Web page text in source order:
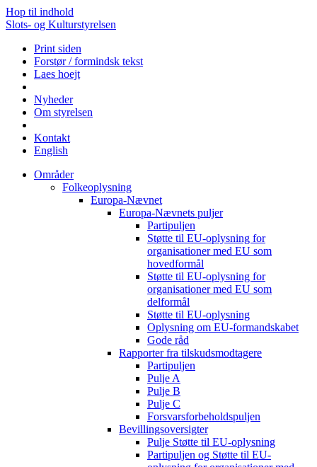
Hop til indhold
Slots- og Kulturstyrelsen
Print siden
Forstør / formindsk tekst
Laes hoejt
Nyheder
Om styrelsen
Kontakt
English
Områder
Folkeoplysning
Europa-Nævnet
Europa-Nævnets puljer
Partipuljen
Støtte til EU-oplysning for
organisationer med EU som
hovedformål
Støtte til EU-oplysning for
organisationer med EU som
delformål
Støtte til EU-oplysning
Oplysning om EU-formandskabet
Gode råd
Rapporter fra tilskudsmodtagere
Partipuljen
Pulje A
Pulje B
Pulje C
Forsvarsforbeholdspuljen
Bevillingsoversigter
Pulje Støtte til EU-oplysning
Partipuljen og Støtte til EU-